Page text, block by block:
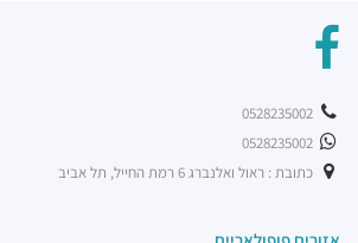
כתובת : ראול ואלנברג 6 רמת החייל, תל אביב